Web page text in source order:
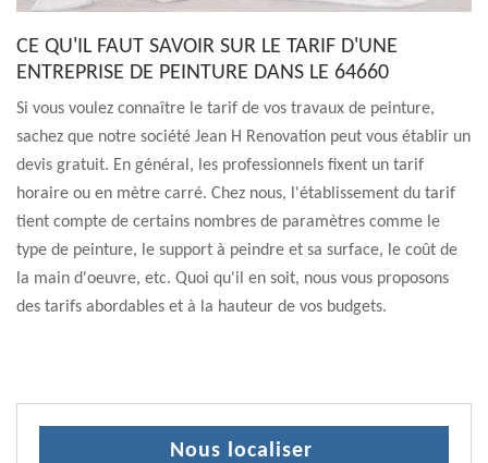
CE QU'IL FAUT SAVOIR SUR LE TARIF D'UNE
ENTREPRISE DE PEINTURE DANS LE 64660
Si vous voulez connaître le tarif de vos travaux de peinture,
sachez que notre société Jean H Renovation peut vous établir un
devis gratuit. En général, les professionnels fixent un tarif
horaire ou en mètre carré. Chez nous, l'établissement du tarif
tient compte de certains nombres de paramètres comme le
type de peinture, le support à peindre et sa surface, le coût de
la main d'oeuvre, etc. Quoi qu'il en soit, nous vous proposons
des tarifs abordables et à la hauteur de vos budgets.
Nous localiser